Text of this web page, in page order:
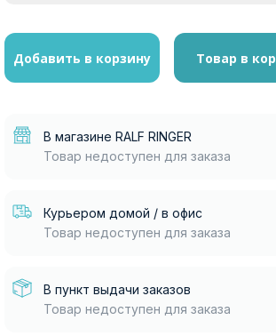
Добавить в корзину Товар в
В магазине RALF RINGER
Товар недоступен для заказа
Курьером домой / в офис
Товар недоступен для заказа
В пункт выдачи заказов
Товар недоступен для заказа